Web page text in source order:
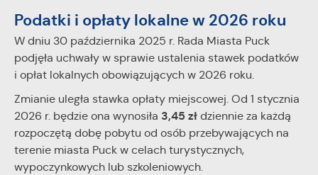
Podatki i opłaty lokalne w 2026 roku
W dniu 30 października 2025 r. Rada Miasta Puck
podjęła uchwały w sprawie ustalenia stawek podatków
i opłat lokalnych obowiązujących w 2026 roku.
Zmianie uległa stawka opłaty miejscowej. Od 1 stycznia
2026 r. będzie ona wynosiła 3,45 zł dziennie za każdą
rozpoczętą dobę pobytu od osób przebywających na
terenie miasta Puck w celach turystycznych,
wypoczynkowych lub szkoleniowych.